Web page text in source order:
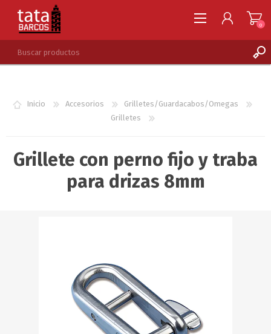
LISTA DE DESEOS
0
Inicio Accesorios
Grilletes/Guardacabos/Omegas
Grilletes
Grillete con perno fijo y traba
para drizas 8mm